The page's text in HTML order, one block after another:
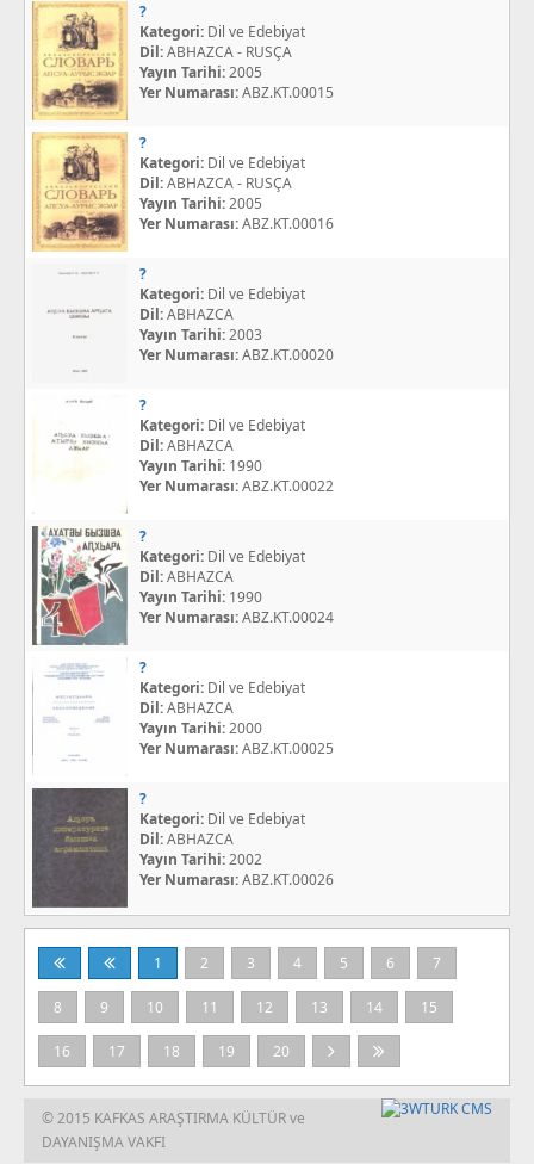
?
Kategori: Dil ve Edebiyat
Dil:ABHAZCA - RUSÇA
Yayın Tarihi:2005
Yer Numarası:ABZ.KT.00015
?
Kategori: Dil ve Edebiyat
Dil:ABHAZCA - RUSÇA
Yayın Tarihi:2005
Yer Numarası:ABZ.KT.00016
?
Kategori: Dil ve Edebiyat
Dil:ABHAZCA
Yayın Tarihi:2003
Yer Numarası:ABZ.KT.00020
?
Kategori: Dil ve Edebiyat
Dil:ABHAZCA
Yayın Tarihi: 1990
Yer Numarası:ABZ.KT.00022
?
Kategori: Dil ve Edebiyat
Dil:ABHAZCA
Yayın Tarihi: 1990
Yer Numarası:ABZ.KT.00024
?
Kategori: Dil ve Edebiyat
Dil:ABHAZCA
Yayın Tarihi:2000
Yer Numarası:ABZ.KT.00025
?
Kategori: Dil ve Edebiyat
Dil:ABHAZCA
Yayın Tarihi:2002
Yer Numarası:ABZ.KT.00026
1 2 3 4 5 6 7
8 9 10 11 12 13 14 15
16 17 18 19 20
© 2015 KAFKAS ARAŞTIRMA KÜLTÜR ve
DAYANIŞMA VAKFI